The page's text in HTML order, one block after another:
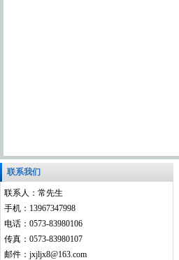
联系我们
联系人：常先生
手机：13967347998
电话：0573-83980106
传真：0573-83980107
邮件：jxjljx8@163.com